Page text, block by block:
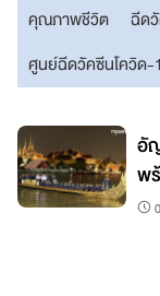
คุณภาพชีวิต ฉีด
ศูนย์ฉีดวัคซีนโควิด-
อั
พ